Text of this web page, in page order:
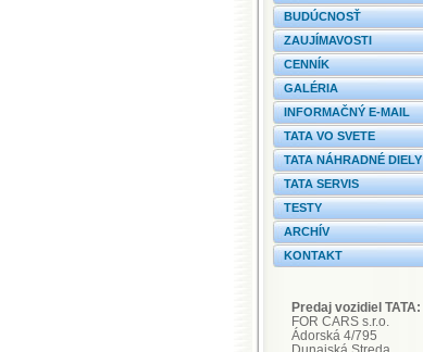
BUDÚCNOSŤ
ZAUJÍMAVOSTI
CENNÍK
GALÉRIA
INFORMAČNÝ E-MAIL
TATA VO SVETE
TATA NÁHRADNÉ DIELY
TATA SERVIS
TESTY
ARCHÍV
KONTAKT
Predaj vozidiel TATA:
FOR CARS s.r.o.
Ádorská 4/795